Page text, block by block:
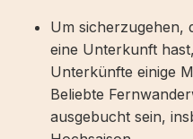
Um sicherzugehen,
eine Unterkunft
Unterkünfte einige
Beliebte
ausgebucht sein,